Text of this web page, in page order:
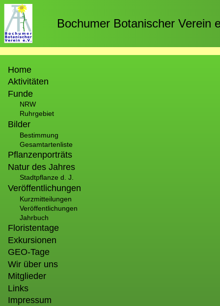
Direkt
zum
Inhalt
Bochumer Botanischer Verein
Home
Aktivitäten
Funde
NRW
Ruhrgebiet
Bilder
Bestimmung
Gesamtartenliste
Pflanzenporträts
Natur des Jahres
Stadtpflanze d. J.
Veröffentlichungen
Kurzmitteilungen
Veröffentlichungen
Jahrbuch
Floristentage
Exkursionen
GEO-Tage
Wir über uns
Mitglieder
Links
Impressum